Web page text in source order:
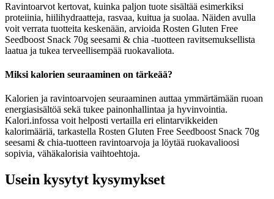
Ravintoarvot kertovat, kuinka paljon tuote sisältää esimerkiksi
proteiinia, hiilihydraatteja, rasvaa, kuitua ja suolaa. Näiden avulla
voit verrata tuotteita keskenään, arvioida Rosten Gluten Free
Seedboost Snack 70g seesami & chia -tuotteen ravitsemuksellista
laatua ja tukea terveellisempää ruokavaliota.
Miksi kalorien seuraaminen on tärkeää?
Kalorien ja ravintoarvojen seuraaminen auttaa ymmärtämään ruoan
energiasisältöä sekä tukee painonhallintaa ja hyvinvointia.
Kalori.infossa voit helposti vertailla eri elintarvikkeiden
kalorimääriä, tarkastella Rosten Gluten Free Seedboost Snack 70g
seesami & chia-tuotteen ravintoarvoja ja löytää ruokavalioosi
sopivia, vähäkalorisia vaihtoehtoja.
Usein kysytyt kysymykset